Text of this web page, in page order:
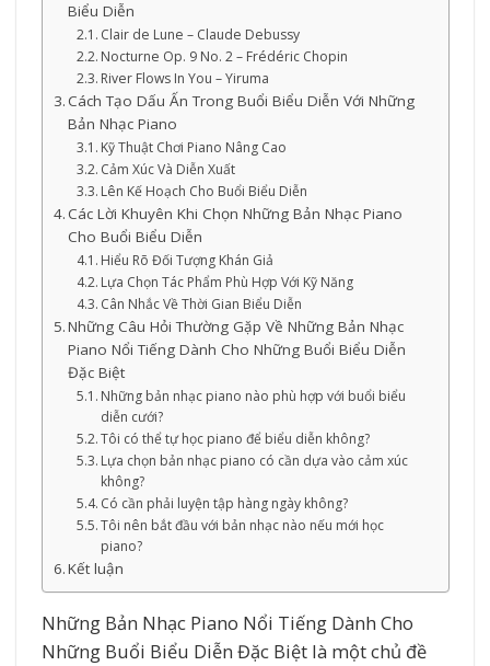
Biểu Diễn
Clair de Lune – Claude Debussy
Nocturne Op. 9 No. 2 – Frédéric Chopin
River Flows In You – Yiruma
Cách Tạo Dấu Ấn Trong Buổi Biểu Diễn Với Những
Bản Nhạc Piano
Kỹ Thuật Chơi Piano Nâng Cao
Cảm Xúc Và Diễn Xuất
Lên Kế Hoạch Cho Buổi Biểu Diễn
Các Lời Khuyên Khi Chọn Những Bản Nhạc Piano
Cho Buổi Biểu Diễn
Hiểu Rõ Đối Tượng Khán Giả
Lựa Chọn Tác Phẩm Phù Hợp Với Kỹ Năng
Cân Nhắc Về Thời Gian Biểu Diễn
Những Câu Hỏi Thường Gặp Về Những Bản Nhạc
Piano Nổi Tiếng Dành Cho Những Buổi Biểu Diễn
Đặc Biệt
Những bản nhạc piano nào phù hợp với buổi biểu
diễn cưới?
Tôi có thể tự học piano để biểu diễn không?
Lựa chọn bản nhạc piano có cần dựa vào cảm xúc
không?
Có cần phải luyện tập hàng ngày không?
Tôi nên bắt đầu với bản nhạc nào nếu mới học
piano?
Kết luận
Những Bản Nhạc Piano Nổi Tiếng Dành Cho
Những Buổi Biểu Diễn Đặc Biệt là một chủ đề